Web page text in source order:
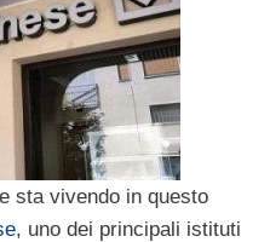
sta vivendo in questo
, uno dei principali istituti